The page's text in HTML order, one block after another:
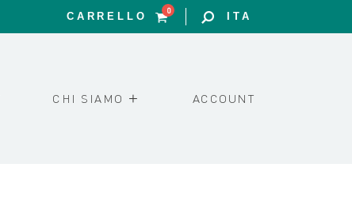
CARRELLO 0 ITA
CHI SIAMO ACCOUNT